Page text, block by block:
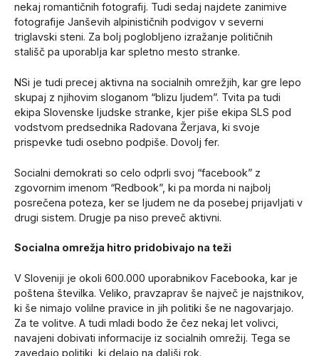
nekaj romantičnih fotografij. Tudi sedaj najdete zanimive
fotografije Janševih alpinističnih podvigov v severni
triglavski steni. Za bolj poglobljeno izražanje političnih
stališč pa uporablja kar spletno mesto stranke.
NSi je tudi precej aktivna na socialnih omrežjih, kar gre lepo
skupaj z njihovim sloganom “blizu ljudem”. Tvita pa tudi
ekipa Slovenske ljudske stranke, kjer piše ekipa SLS pod
vodstvom predsednika Radovana Žerjava, ki svoje
prispevke tudi osebno podpiše. Dovolj fer.
Socialni demokrati so celo odprli svoj “facebook” z
zgovornim imenom “Redbook”, ki pa morda ni najbolj
posrečena poteza, ker se ljudem ne da posebej prijavljati v
drugi sistem. Drugje pa niso preveč aktivni.
Socialna omrežja hitro pridobivajo na teži
V Sloveniji je okoli 600.000 uporabnikov Facebooka, kar je
poštena številka. Veliko, pravzaprav še največ je najstnikov,
ki še nimajo volilne pravice in jih politiki še ne nagovarjajo.
Za te volitve. A tudi mladi bodo že čez nekaj let volivci,
navajeni dobivati informacije iz socialnih omrežij. Tega se
zavedajo politiki, ki delajo na daljši rok.